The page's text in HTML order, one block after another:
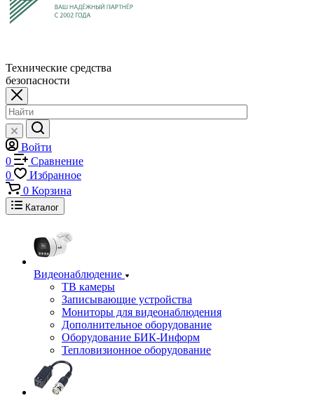
Технические средства
безопасности
Войти
0
Сравнение
0
Избранное
0 Корзина
Каталог
Видеонаблюдение
ТВ камеры
Записывающие устройства
Мониторы для видеонаблюдения
Дополнительное оборудование
Оборудование БИК-Информ
Тепловизионное оборудование